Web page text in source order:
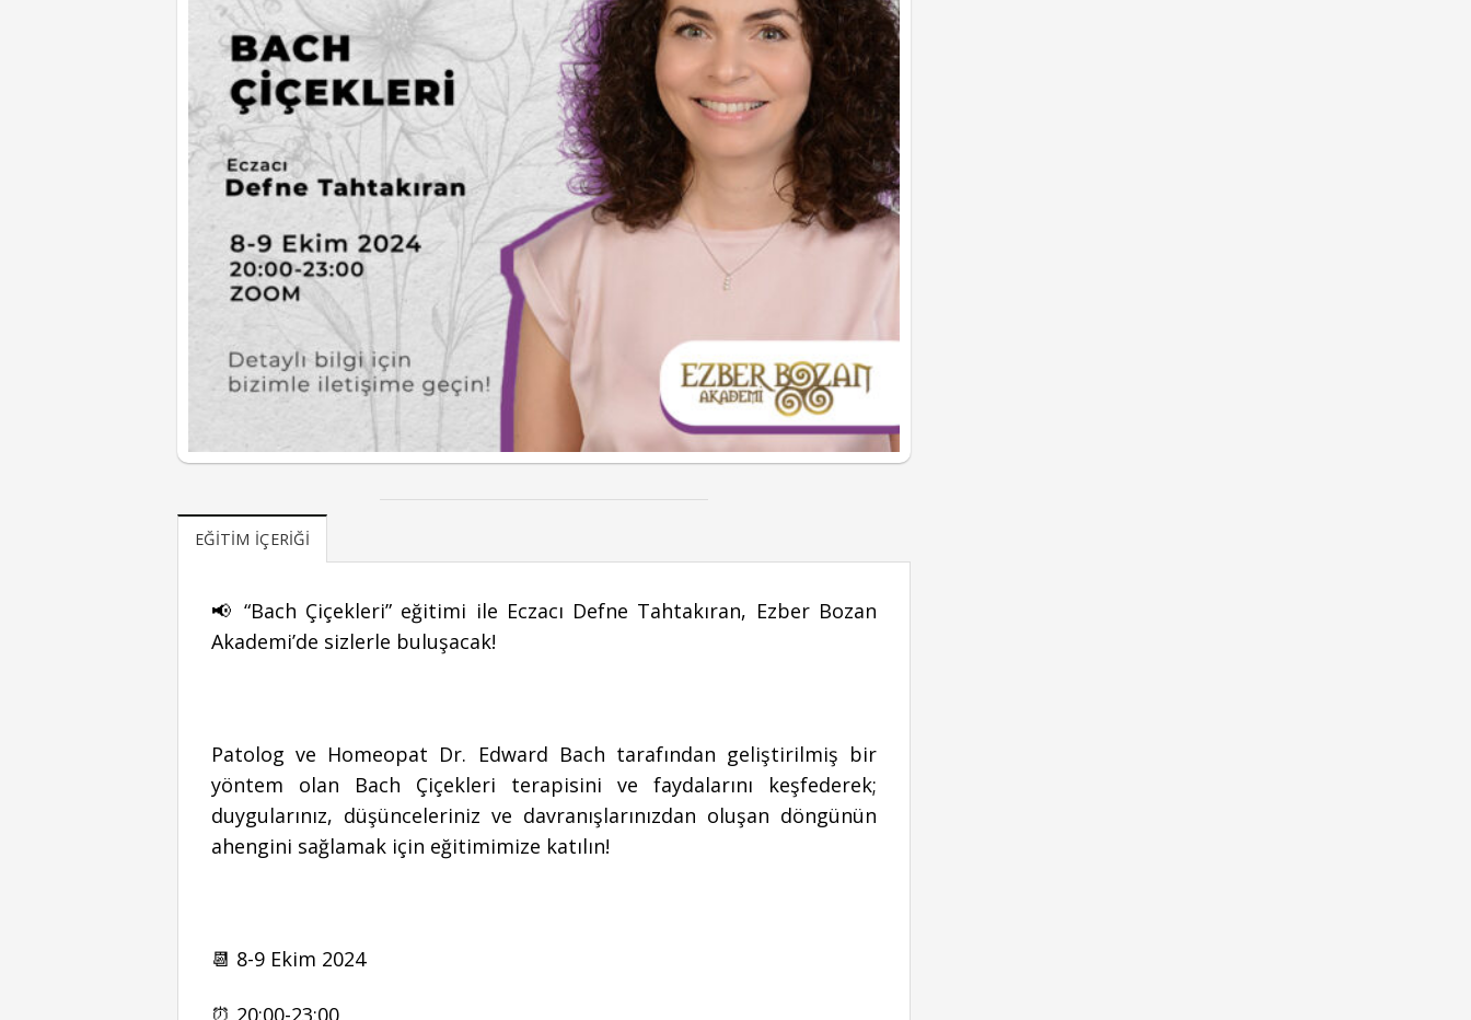
EĞITIM İÇERIĞI
📢 “Bach Çiçekleri” eğitimi ile Eczacı Defne Tahtakıran, Ezber Bozan
Akademi’de sizlerle buluşacak!
Patolog ve Homeopat Dr. Edward Bach tarafından geliştirilmiş bir
yöntem olan Bach Çiçekleri terapisini ve faydalarını keşfederek;
duygularınız, düşünceleriniz ve davranışlarınızdan oluşan döngünün
ahengini sağlamak için eğitimimize katılın!
📆 8-9 Ekim 2024
⏰ 20:00-23:00